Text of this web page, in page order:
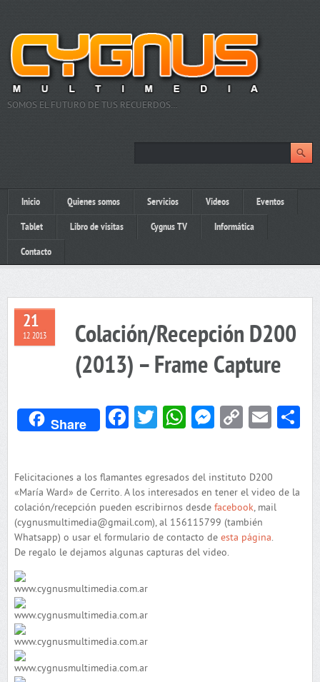
SOMOS EL FUTURO DE TUS RECUERDOS…
Inicio Quienes somos Servicios Videos Eventos
Tablet Libro de visitas Cygnus TV Informática
Contacto
21
12 2013
Colación/Recepción D200
(2013) – Frame Capture
Share Facebook
Twitter
WhatsApp
Messenger
Copy
Felicitaciones a los flamantes egresados del instituto D200
«María Ward» de Cerrito. A los interesados en tener el video de la
colación/recepción pueden escribirnos desde facebook, mail
(cygnusmultimedia@gmail.com), al 156115799 (también
Whatsapp) o usar el formulario de contacto de esta página.
De regalo le dejamos algunas capturas del video.